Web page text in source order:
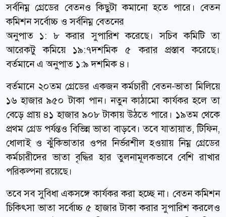
সর্বনিম্ন গ্রেডের বেতনও কিছুটা কমানো হতে পারে। বেতন
কমিশন সর্বোচ্চ ও সর্বনিম্ন বেতনের
অনুপাত ১: ৮ করার সুপারিশ করেছে। সচিব কমিটি তা
আরেকটু কমিয়ে ১৯:৭দশমিক ৫ করার প্রস্তাব করেছে।
বর্তমানে এ অনুপাত ১:৯ দশমিক ৪।
বর্তমানে ২০তম গ্রেডের একজন কর্মচারী বেতন-ভাতা মিলিয়ে
১৬ হাজার ৯৫০ টাকা পান। নতুন কাঠামো কার্যকর হলে তা
বেড়ে প্রায় ৪১ হাজার ৯০৮ টাকায় উঠতে পারে। ১৯তম থেকে
প্রথম গ্রেড পর্যন্তও বিভিন্ন ভাতা বাড়বে। তবে যাতায়াত, টিফিন,
ধোলাই ও ঝুঁকিভাতার ওপর নির্ভরশীল হওয়ায় নিম্ন গ্রেডের
কর্মচারীদের ভাতা বৃদ্ধির হার তুলনামূলকভাবে বেশি রাখার
পরিকল্পনা রয়েছে।
তবে সব সুবিধা একসঙ্গে কার্যকর করা হচ্ছে না। বেতন কমিশন
চিকিৎসা ভাতা সর্বোচ্চ ৫ হাজার টাকা করার সুপারিশ করলেও